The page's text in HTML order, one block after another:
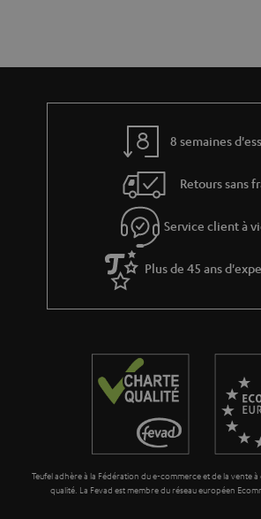
s
i
o
v
a
n
e
8 semaines
Retours sans
Service client à
Plus de 45 ans
Teufel adhère à la Fédération du e-commerce et de la vente
qualité. La Fevad est membre du réseau européen